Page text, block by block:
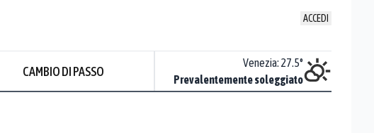
ACCEDI
CAMBIO DI PASSO
Prevalentemente soleggiato
Venezia: 27.5°
Prevalentemente soleggiato